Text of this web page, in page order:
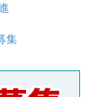
集